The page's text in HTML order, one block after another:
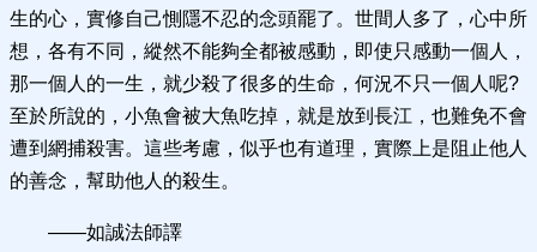
生的心，實修自己惻隱不忍的念頭罷了。世間人多了，心中所
想，各有不同，縱然不能夠全都被感動，即使只感動一個人，
那一個人的一生，就少殺了很多的生命，何況不只一個人呢?
至於所說的，小魚會被大魚吃掉，就是放到長江，也難免不會
遭到網捕殺害。這些考慮，似乎也有道理，實際上是阻止他人
的善念，幫助他人的殺生。
——如誠法師譯